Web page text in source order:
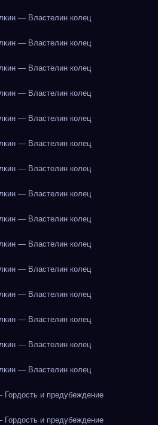
— Властелин колец
— Властелин колец
— Властелин колец
— Властелин колец
— Властелин колец
— Властелин колец
— Властелин колец
— Властелин колец
— Властелин колец
— Властелин колец
— Властелин колец
— Властелин колец
— Властелин колец
— Властелин колец
— Властелин колец
и предубеждение
и предубеждение